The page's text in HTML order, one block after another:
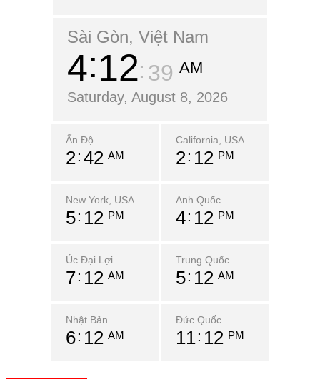
Sài Gòn, Việt Nam
4 12 40 AM
Saturday, August 8, 2026
Ấn Độ
2 42 AM
California, USA
2 12 PM
New York, USA
5 12 PM
Anh Quốc
4 12 PM
Úc Đại Lợi
7 12 AM
Trung Quốc
5 12 AM
Nhật Bản
6 12 AM
Đức Quốc
11 12 PM